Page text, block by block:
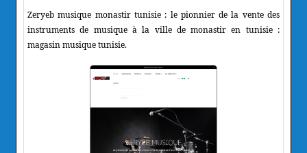
Zeryeb musique monastir tunisie : le pionnier de la vente des
instruments de musique à la ville de monastir en tunisie :
magasin musique tunisie.